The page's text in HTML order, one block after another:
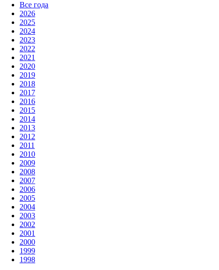
Все года
2026
2025
2024
2023
2022
2021
2020
2019
2018
2017
2016
2015
2014
2013
2012
2011
2010
2009
2008
2007
2006
2005
2004
2003
2002
2001
2000
1999
1998